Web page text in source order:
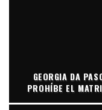
GEORGIA DA
PROHÍBE EL